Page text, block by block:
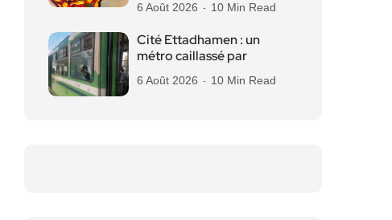
6 Août 2026 10 Min Read
Cité Ettadhamen : un
métro caillassé par
6 Août 2026 10 Min Read